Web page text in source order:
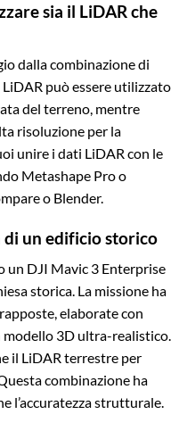
sia il LiDAR che
dalla combinazione di
può essere utilizzato
del terreno, mentre
risoluzione per la
unire i dati LiDAR con le
Metashape Pro o
o Blender.
un edificio storico
un DJI Mavic 3 Enterprise
storica. La missione ha
elaborate con
modello 3D ultra-realistico.
il LiDAR terrestre per
combinazione ha
l’accuratezza strutturale.